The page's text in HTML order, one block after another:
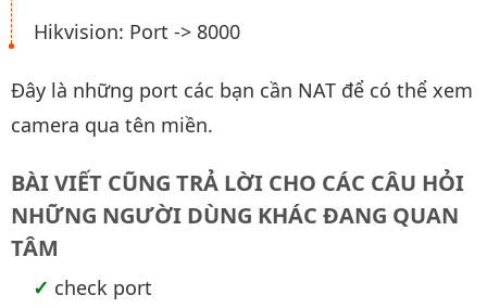
Hikvision: Port -> 8000
Đây là những port các bạn cần NAT để có thể xem
camera qua tên miền.
BÀI VIẾT CŨNG TRẢ LỜI CHO CÁC CÂU HỎI
NHỮNG NGƯỜI DÙNG KHÁC ĐANG QUAN
TÂM
check port